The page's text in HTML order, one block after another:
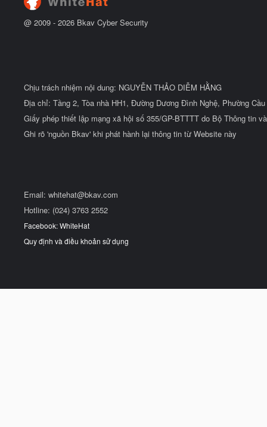
@ 2009 - 2026 Bkav Cyber Security
Chịu trách nhiệm nội dung: NGUYỄN THẢO DIỄM HẰNG
Địa chỉ: Tầng 2, Tòa nhà HH1, Đường Dương Đình Nghệ, Phường
Giấy phép thiết lập mạng xã hội số 355/GP-BTTTT do Bộ Thông tin
Ghi rõ 'nguồn Bkav' khi phát hành lại thông tin từ Website này
Email: whitehat@bkav.com
Hotline: (024) 3763 2552
Facebook: WhiteHat
Quy định và điều khoản sử dụng